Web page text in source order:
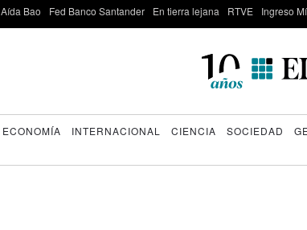
Aída Bao Fed Banco Santander En tierra lejana RTVE Ingreso
ECONOMÍA INTERNACIONAL CIENCIA SOCIEDAD